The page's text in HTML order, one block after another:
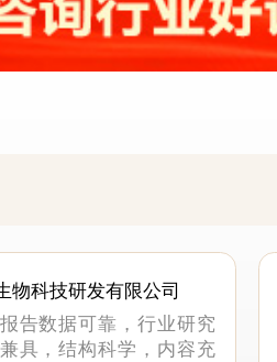
物科技研发有限公司
告数据可靠，行业研究
具，结构科学，内容充